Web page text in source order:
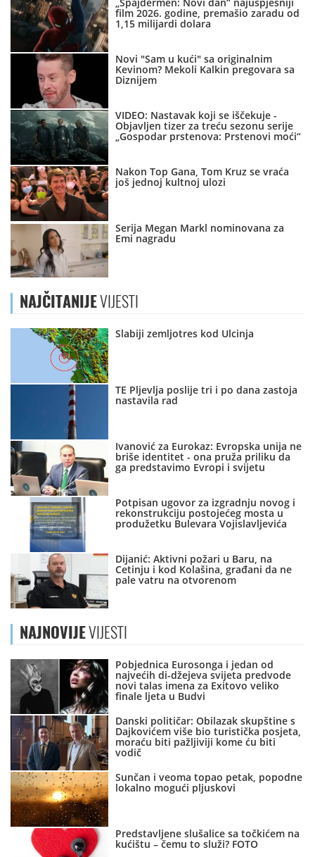
film 2026. godine, premašio zaradu od
1,15 milijardi dolara
Novi "Sam u kući" sa originalnim
Kevinom? Mekoli Kalkin pregovara sa
Diznijem
VIDEO: Nastavak koji se iščekuje -
Objavljen tizer za treću sezonu serije
„Gospodar prstenova: Prstenovi moći“
Nakon Top Gana, Tom Kruz se vraća
još jednoj kultnoj ulozi
Serija Megan Markl nominovana za
Emi nagradu
NAJČITANIJEVIJESTI
Slabiji zemljotres kod Ulcinja
TE Pljevlja poslije tri i po dana zastoja
nastavila rad
Ivanović za Eurokaz: Evropska unija ne
briše identitet - ona pruža priliku da
ga predstavimo Evropi i svijetu
Potpisan ugovor za izgradnju novog i
rekonstrukciju postojećeg mosta u
produžetku Bulevara Vojislavljevića
Dijanić: Aktivni požari u Baru, na
Cetinju i kod Kolašina, građani da ne
pale vatru na otvorenom
NAJNOVIJEVIJESTI
Pobjednica Eurosonga i jedan od
najvećih di-džejeva svijeta predvode
novi talas imena za Exitovo veliko
finale ljeta u Budvi
Danski političar: Obilazak skupštine s
Dajkovićem više bio turistička posjeta,
moraću biti pažljiviji kome ću biti
vodič
Sunčan i veoma topao petak, popodne
lokalno mogući pljuskovi
Predstavljene slušalice sa točkićem na
kućištu – čemu to služi? FOTO